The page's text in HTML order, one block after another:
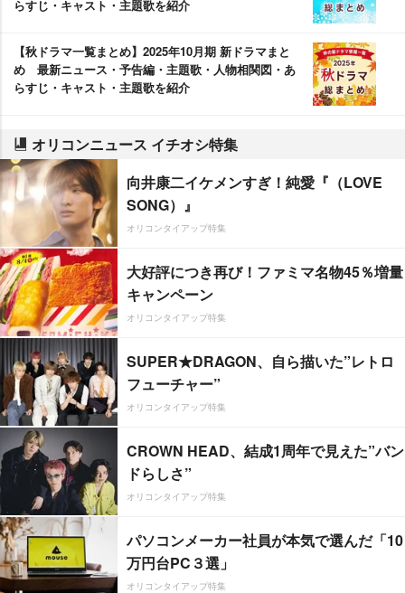
らすじ・キャスト・主題歌を紹介
【秋ドラマ一覧まとめ】2025年10月期 新ドラマまと
め 最新ニュース・予告編・主題歌・人物相関図・あ
らすじ・キャスト・主題歌を紹介
オリコンニュース イチオシ特集
向井康二イケメンすぎ！純愛『（LOVE
SONG）』
オリコンタイアップ特集
大好評につき再び！ファミマ名物45％増量
キャンペーン
オリコンタイアップ特集
SUPER★DRAGON、自ら描いた”レトロ
フューチャー”
オリコンタイアップ特集
CROWN HEAD、結成1周年で見えた”バン
ドらしさ”
オリコンタイアップ特集
パソコンメーカー社員が本気で選んだ「10
万円台PC３選」
オリコンタイアップ特集